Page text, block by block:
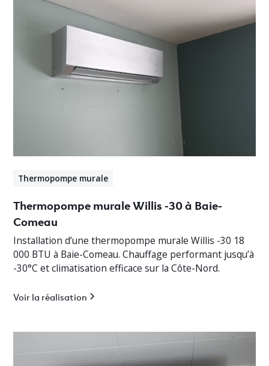
Thermopompe murale
Thermopompe murale Willis -30 à Baie-
Comeau
Installation d’une thermopompe murale Willis -30 18
000 BTU à Baie-Comeau. Chauffage performant jusqu’à
-30°C et climatisation efficace sur la Côte-Nord.
Voir la réalisation